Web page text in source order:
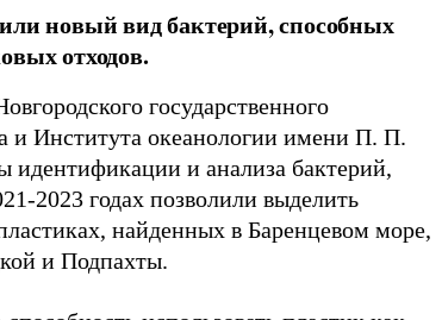
новый вид бактерий, способных
отходов.
государственного
Института океанологии имени П. П.
и анализа бактерий,
2023 годах позволили выделить
найденных в Баренцевом море,
и Подпахты.